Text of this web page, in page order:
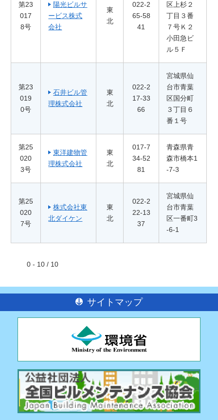
第23
017
8号
陽光ビルサ
ービス株式
会社
東
北
022-2
65-58
41
区上杉２
丁目３番
７号Ｋ２
小田急ビ
ル５Ｆ
第23
019
0号
石井ビル管
理株式会社
東
北
022-2
17-33
66
宮城県仙
台市青葉
区国分町
３丁目６
番１号
第25
020
3号
東洋建物管
理株式会社
東
北
017-7
34-52
81
青森県青
森市橋本1
-7-3
第25
020
7号
株式会社東
北ダイケン
東
北
022-2
22-13
37
宮城県仙
台市青葉
区一番町3
-6-1
0 - 10 / 10
サイトマップ